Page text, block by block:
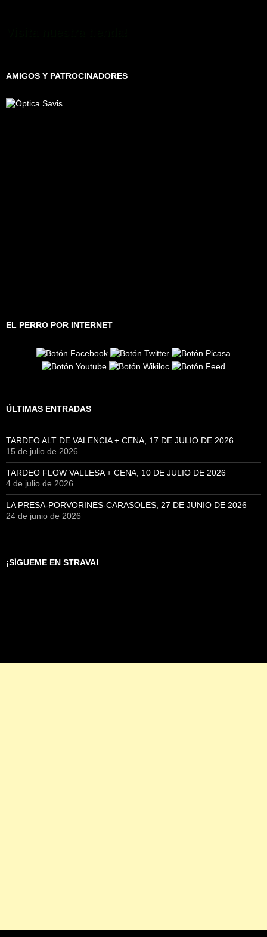
AMIGOS Y PATROCINADORES
EL PERRO POR INTERNET
ÚLTIMAS ENTRADAS
TARDEO ALT DE VALENCIA + CENA, 17 DE JULIO DE 2026
15 de julio de 2026
TARDEO FLOW VALLESA + CENA, 10 DE JULIO DE 2026
4 de julio de 2026
LA PRESA-PORVORINES-CARASOLES, 27 DE JUNIO DE 2026
24 de junio de 2026
¡SÍGUEME EN STRAVA!